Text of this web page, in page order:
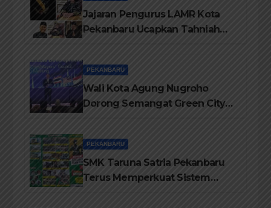
Jajaran Pengurus LAMR Kota
Pekanbaru Ucapkan Tahniah
PEKANBARU
Wali Kota Agung Nugroho
Dorong Semangat Green City
PEKANBARU
SMK Taruna Satria Pekanbaru
Terus Memperkuat Sistem